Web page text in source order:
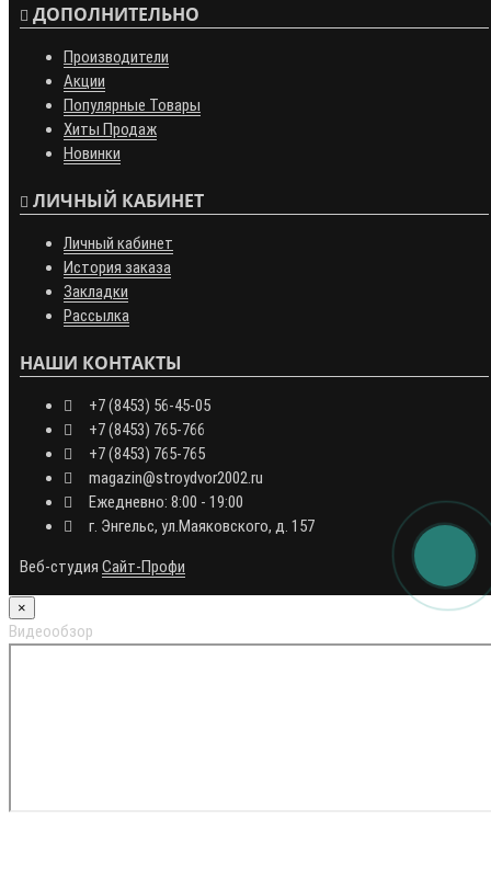
ДОПОЛНИТЕЛЬНО
Производители
Акции
Популярные Товары
Хиты Продаж
Новинки
ЛИЧНЫЙ КАБИНЕТ
Личный кабинет
История заказа
Закладки
Рассылка
НАШИ КОНТАКТЫ
+7 (8453) 56-45-05
+7 (8453) 765-766
+7 (8453) 765-765
magazin@stroydvor2002.ru
Ежедневно: 8:00 - 19:00
г. Энгельс, ул.Маяковского, д. 157
Веб-студия Сайт-Профи
×
Видеообзор